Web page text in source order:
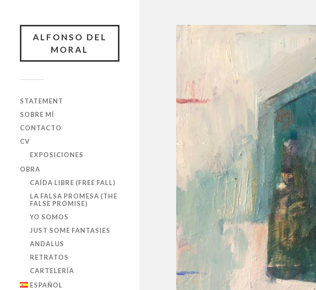
ALFONSO DEL
MORAL
STATEMENT
SOBRE MÍ
CONTACTO
CV
EXPOSICIONES
OBRA
CAÍDA LIBRE (FREE FALL)
LA FALSA PROMESA (THE
FALSE PROMISE)
YO SOMOS
JUST SOME FANTASIES
ANDALUS
RETRATOS
CARTELERÍA
ESPAÑOL